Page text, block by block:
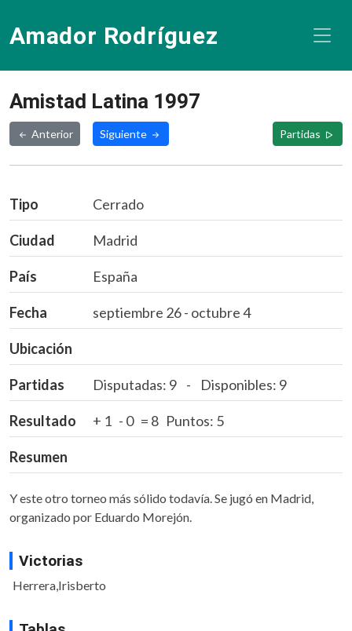
Amador Rodríguez
Amistad Latina 1997
Anterior Siguiente Partidas
Tipo Cerrado
Ciudad Madrid
País España
Fecha septiembre 26 - octubre 4
Ubicación
Partidas Disputadas: 9 - Disponibles: 9
Resultado + 1 - 0 = 8 Puntos: 5
Resumen
Y este otro torneo más sólido todavía. Se jugó en Madrid,
organizado por Eduardo Morejón.
Victorias
Herrera,Irisberto